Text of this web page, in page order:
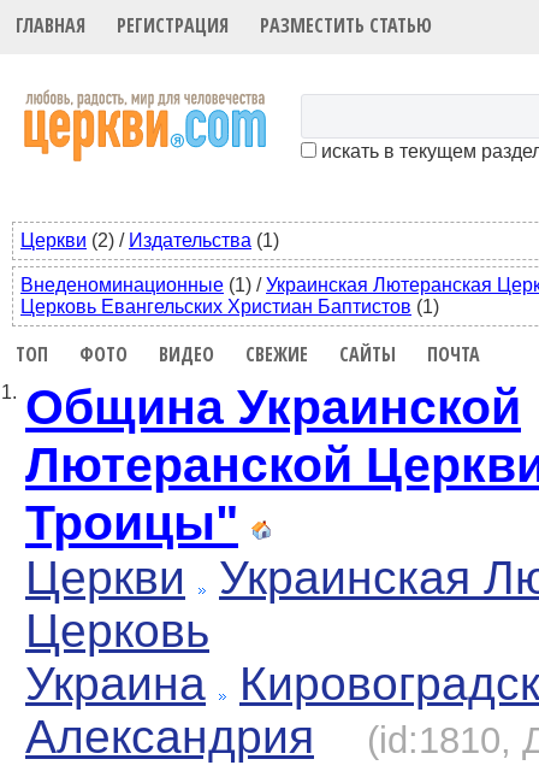
ГЛАВНАЯ РЕГИСТРАЦИЯ РАЗМЕСТИТЬ СТАТЬЮ
искать в текущем
Церкви (2) / Издательства (1)
Внеденоминационные (1) /Украинская Лютеранская
Церковь Евангельских Христиан Баптистов (1)
ТОП ФОТО ВИДЕО СВЕЖИЕ САЙТЫ ПОЧТА
1. Община Украинской
Лютеранской
Троицы"
Церкви
Украинская
Церковь
Украина
Александрия
(id:1810,